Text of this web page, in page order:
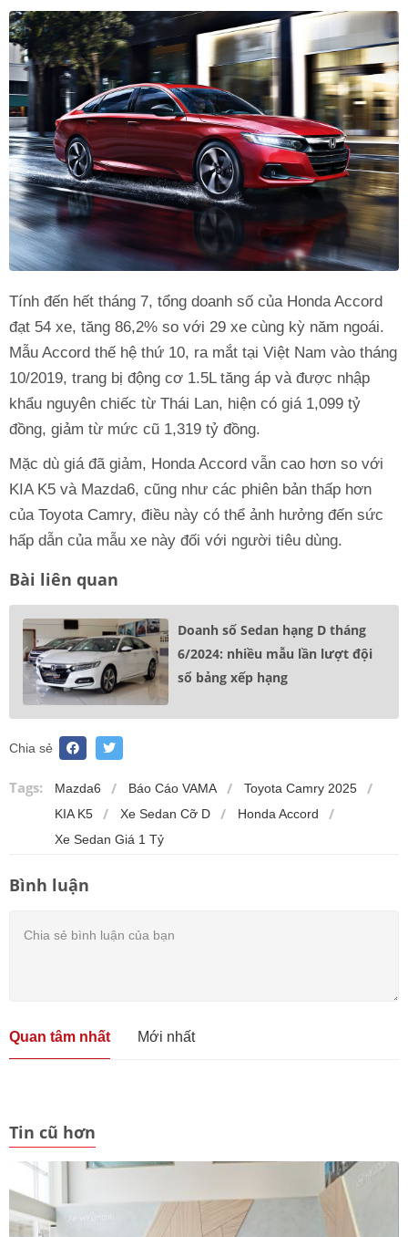
Tính đến hết tháng 7, tổng doanh số của Honda Accord
đạt 54 xe, tăng 86,2% so với 29 xe cùng kỳ năm ngoái.
Mẫu Accord thế hệ thứ 10, ra mắt tại Việt Nam vào tháng
10/2019, trang bị động cơ 1.5L tăng áp và được nhập
khẩu nguyên chiếc từ Thái Lan, hiện có giá 1,099 tỷ
đồng, giảm từ mức cũ 1,319 tỷ đồng.
Mặc dù giá đã giảm, Honda Accord vẫn cao hơn so với
KIA K5 và Mazda6, cũng như các phiên bản thấp hơn
của Toyota Camry, điều này có thể ảnh hưởng đến sức
hấp dẫn của mẫu xe này đối với người tiêu dùng.
Bài liên quan
Doanh số Sedan hạng D tháng
6/2024: nhiều mẫu lần lượt đội
sổ bảng xếp hạng
Chia sẻ
Tags: Mazda6 Báo Cáo VAMA
Toyota Camry 2025
KIA K5
Xe Sedan Cỡ D
Honda Accord
Xe Sedan Giá 1 Tỷ
Bình luận
Quan tâm nhất Mới nhất
Tin cũ hơn